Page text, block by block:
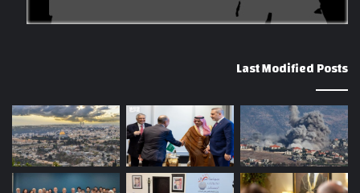
Last Modified Posts